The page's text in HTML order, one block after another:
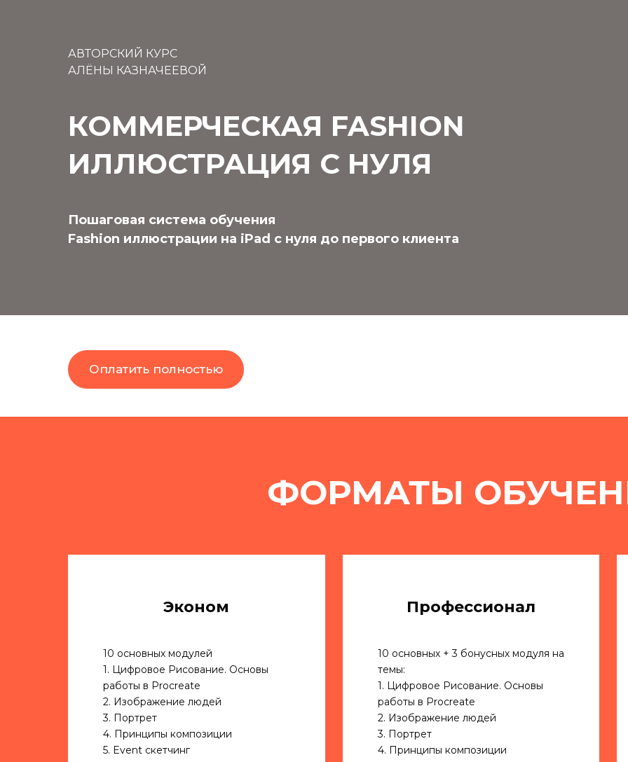
АВТОРСКИЙ КУРС
АЛЁНЫ КАЗНАЧЕЕВОЙ
КОММЕРЧЕСКАЯ FASHION
ИЛЛЮСТРАЦИЯ С НУЛЯ
Пошаговая система обучения
Fashion иллюстрации на iPad с нуля до первого клиента
Оплатить полностью
ФОРМАТЫ
Эконом
10 основных модулей
1. Цифровое Рисование. Основы
работы в Procreate
2. Изображение людей
3. Портрет
4. Принципы композиции
5. Event скетчинг
Профессионал
10 основных + 3 бонусных модуля на
темы:
1. Цифровое Рисование. Основы
работы в Procreate
2. Изображение людей
3. Портрет
4. Принципы композиции